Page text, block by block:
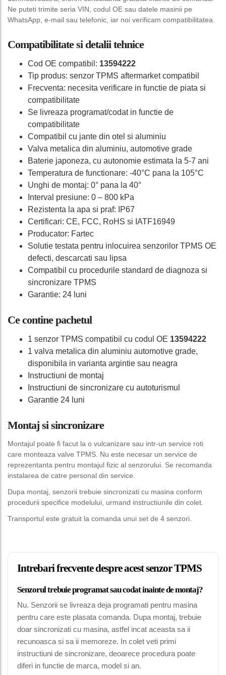
Ne puteti trimite seria VIN, codul OE sau datele masinii pe
WhatsApp, e-mail sau telefonic, iar noi verificam compatibilitatea.
Compatibilitate si detalii tehnice
Cod OE compatibil: 13594222
Tip produs: senzor TPMS aftermarket compatibil
Frecventa: necesita verificare in functie de piata si
compatibilitate
Se livreaza programat/codat in functie de
compatibilitate
Compatibil cu jante din otel si aluminiu
Valva metalica din aluminiu, automotive grade
Baterie japoneza, cu autonomie estimata la 5-7 ani
Temperatura de functionare: -40°C pana la 105°C
Unghi de montaj: 0° pana la 40°
Interval presiune: 0 – 800 kPa
Rezistenta la apa si praf: IP67
Certificari: CE, FCC, RoHS si IATF16949
Producator: Fartec
Solutie testata pentru inlocuirea senzorilor TPMS OE
defecti, descarcati sau lipsa
Compatibil cu procedurile standard de diagnoza si
sincronizare TPMS
Garantie: 24 luni
Ce contine pachetul
1 senzor TPMS compatibil cu codul OE 13594222
1 valva metalica din aluminiu automotive grade,
disponibila in varianta argintie sau neagra
Instructiuni de montaj
Instructiuni de sincronizare cu autoturismul
Garantie 24 luni
Montaj si sincronizare
Montajul poate fi facut la o vulcanizare sau intr-un service roti
care monteaza valve TPMS. Nu este necesar un service de
reprezentanta pentru montajul fizic al senzorului. Se recomanda
instalarea de catre personal din service.
Dupa montaj, senzorii trebuie sincronizati cu masina conform
procedurii specifice modelului, urmand instructiunile din colet.
Transportul este gratuit la comanda unui set de 4 senzori.
Intrebari frecvente despre acest senzor TPMS
Senzorul trebuie programat sau codat inainte de montaj?
Nu. Senzorii se livreaza deja programati pentru masina
pentru care este plasata comanda. Dupa montaj, trebuie
doar sincronizati cu masina, astfel incat aceasta sa ii
recunoasca si sa ii memoreze. In colet veti primi
instructiuni de sincronizare, deoarece procedura poate
diferi in functie de marca, model si an.